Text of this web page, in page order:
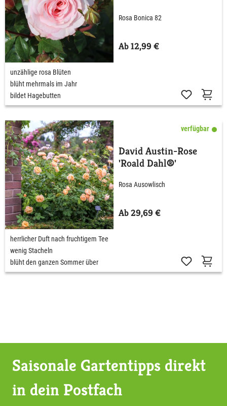
Rosa Bonica 82
Ab 12,99 €
unzählige rosa Blüten
blüht mehrmals im Jahr
bildet Hagebutten
verfügbar
David Austin-Rose
'Roald Dahl®'
Rosa Ausowlisch
Ab 29,69 €
herrlicher Duft nach fruchtigem Tee
wenig Stacheln
blüht den ganzen Sommer über
Saisonale Gartentipps direkt
in dein Postfach